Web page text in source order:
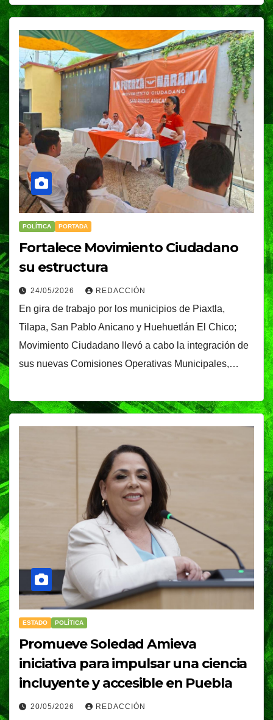
POLÍTICA PORTADA
Fortalece Movimiento Ciudadano
su estructura
24/05/2026 REDACCIÓN
En gira de trabajo por los municipios de Piaxtla,
Tilapa, San Pablo Anicano y Huehuetlán El Chico;
Movimiento Ciudadano llevó a cabo la integración de
sus nuevas Comisiones Operativas Municipales,…
ESTADO POLÍTICA
Promueve Soledad Amieva
iniciativa para impulsar una ciencia
incluyente y accesible en Puebla
20/05/2026 REDACCIÓN